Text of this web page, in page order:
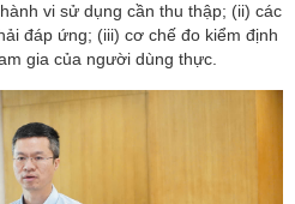
vi sử dụng cần thu thập; (ii) các
đáp ứng; (iii) cơ chế đo kiểm định
gia của người dùng thực.